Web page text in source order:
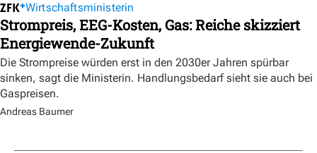
Wirtschaftsministerin
Strompreis, EEG-Kosten, Gas: Reiche skizziert
Energiewende-Zukunft
Die Strompreise würden erst in den 2030er Jahren spürbar
sinken, sagt die Ministerin. Handlungsbedarf sieht sie auch bei
Gaspreisen.
Andreas Baumer